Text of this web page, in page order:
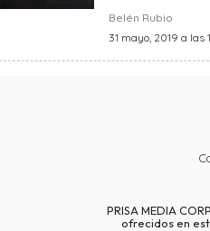
Belén Rubio
31 mayo, 2019 a las
PRISA MEDIA
ofrecidos en